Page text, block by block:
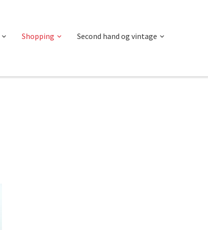
Shopping Second hand og vintage